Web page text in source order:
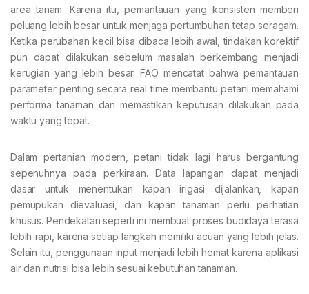
area tanam. Karena itu, pemantauan yang konsisten memberi
peluang lebih besar untuk menjaga pertumbuhan tetap seragam.
Ketika perubahan kecil bisa dibaca lebih awal, tindakan korektif
pun dapat dilakukan sebelum masalah berkembang menjadi
kerugian yang lebih besar. FAO mencatat bahwa pemantauan
parameter penting secara real time membantu petani memahami
performa tanaman dan memastikan keputusan dilakukan pada
waktu yang tepat.
Dalam pertanian modern, petani tidak lagi harus bergantung
sepenuhnya pada perkiraan. Data lapangan dapat menjadi
dasar untuk menentukan kapan irigasi dijalankan, kapan
pemupukan dievaluasi, dan kapan tanaman perlu perhatian
khusus. Pendekatan seperti ini membuat proses budidaya terasa
lebih rapi, karena setiap langkah memiliki acuan yang lebih jelas.
Selain itu, penggunaan input menjadi lebih hemat karena aplikasi
air dan nutrisi bisa lebih sesuai kebutuhan tanaman.